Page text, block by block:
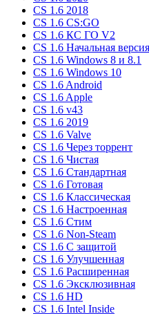
CS 1.6 2018
CS 1.6 CS:GO
CS 1.6 КС ГО V2
CS 1.6 Начальная версия
CS 1.6 Windows 8 и 8.1
CS 1.6 Windows 10
CS 1.6 Android
CS 1.6 Apple
CS 1.6 v43
CS 1.6 2019
CS 1.6 Valve
CS 1.6 Через торрент
CS 1.6 Чистая
CS 1.6 Стандартная
CS 1.6 Готовая
CS 1.6 Классическая
CS 1.6 Настроенная
CS 1.6 Стим
CS 1.6 Non-Steam
CS 1.6 C защитой
CS 1.6 Улучшенная
CS 1.6 Расширенная
CS 1.6 Эксклюзивная
CS 1.6 HD
CS 1.6 Intel Inside